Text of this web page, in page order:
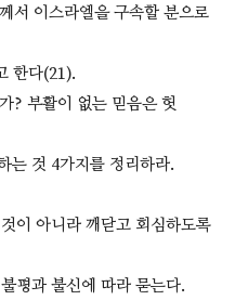
서 이스라엘을 구속할 분으로
한다(21).
? 부활이 없는 믿음은 헛
는 것 4가지를 정리하라.
이 아니라 깨닫고 회심하도록
평과 불신에 따라 묻는다.